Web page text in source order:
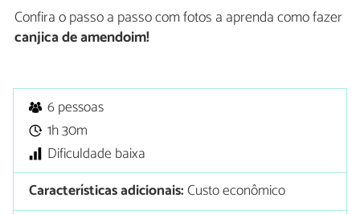
Confira o passo a passo com fotos a aprenda como fazer
canjica de amendoim!
6 pessoas
1h 30m
Dificuldade baixa
Características adicionais:Custo econômico